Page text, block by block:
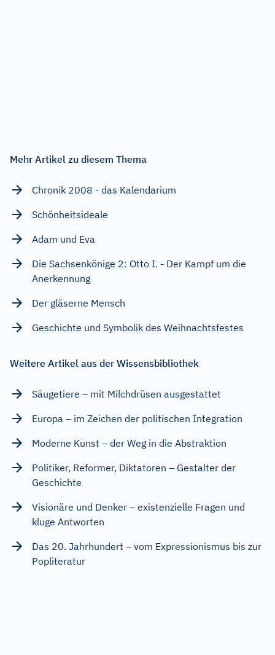
Mehr Artikel zu diesem Thema
Chronik 2008 - das Kalendarium
Schönheitsideale
Adam und Eva
Die Sachsenkönige 2: Otto I. - Der Kampf um die
Anerkennung
Der gläserne Mensch
Geschichte und Symbolik des Weihnachtsfestes
Weitere Artikel aus der Wissensbibliothek
Säugetiere – mit Milchdrüsen ausgestattet
Europa – im Zeichen der politischen Integration
Moderne Kunst – der Weg in die Abstraktion
Politiker, Reformer, Diktatoren – Gestalter der
Geschichte
Visionäre und Denker – existenzielle Fragen und
kluge Antworten
Das 20. Jahrhundert – vom Expressionismus bis zur
Popliteratur